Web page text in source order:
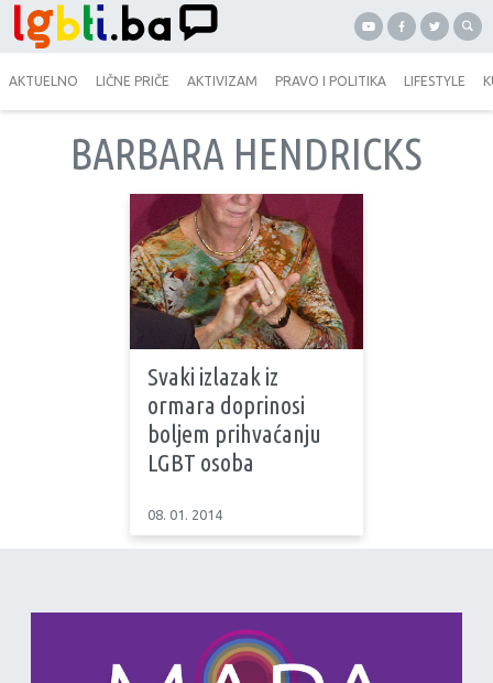
AKTUELNO LIČNE PRIČE AKTIVIZAM PRAVO I POLITIKA LIFESTYLE
BARBARA HENDRICKS
Svaki izlazak iz
ormara doprinosi
boljem prihvaćanju
LGBT osoba
08. 01. 2014